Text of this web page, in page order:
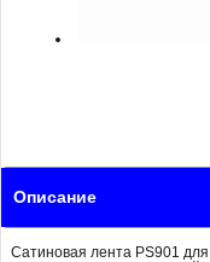
Описание
Сатиновая лента PS901